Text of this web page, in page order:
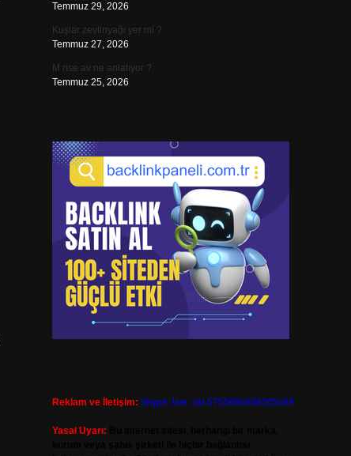
Temmuz 29, 2026
Kuşlar zeytinyağı yer mi ?
Temmuz 27, 2026
M rise av ne anlatıyor ?
Temmuz 25, 2026
Reklam ve İletişim: Skype: live:.cid.575569c608265c69
Yasal Uyarı: